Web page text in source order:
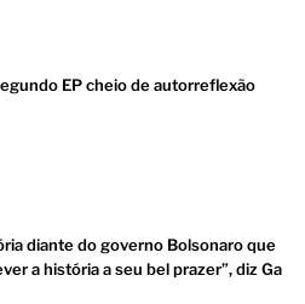
EP cheio de autorreflexão
diante do governo Bolsonaro que
a história a seu bel prazer”, diz Ga